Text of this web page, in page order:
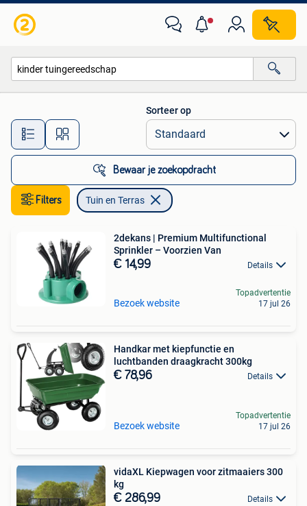
Alle afstanden…
Sorteer op
Bewaar je zoekopdracht
Filters Tuin en Terras
2dekans | Premium Multifunctional
Sprinkler – Voorzien Van
€ 14,99 Details
Bezoek website
Topadvertentie
17 jul 26
Handkar met kiepfunctie en
luchtbanden draagkracht 300kg
€ 78,96 Details
Bezoek website
Topadvertentie
17 jul 26
vidaXL Kiepwagen voor zitmaaiers 300
kg
€ 286,99 Details